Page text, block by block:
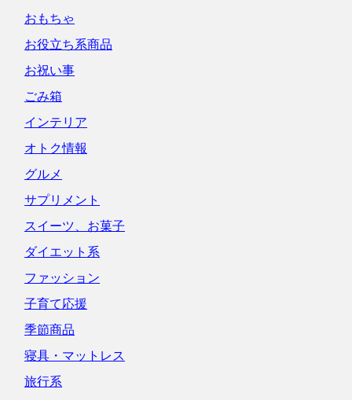
おもちゃ
お役立ち系商品
お祝い事
ごみ箱
インテリア
オトク情報
グルメ
サプリメント
スイーツ、お菓子
ダイエット系
ファッション
子育て応援
季節商品
寝具・マットレス
旅行系